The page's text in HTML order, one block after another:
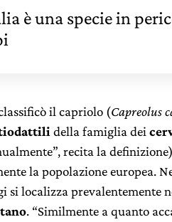
è una specie in
il capriolo (Capreolus
della famiglia dei
recita la
la popolazione europea.
si localizza prevalentemente
. “Similmente a quanto